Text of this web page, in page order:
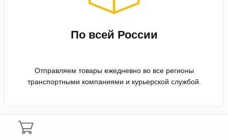
По всей России
Отправляем товары ежедневно во все регионы
транспортными компаниями и курьерской службой.